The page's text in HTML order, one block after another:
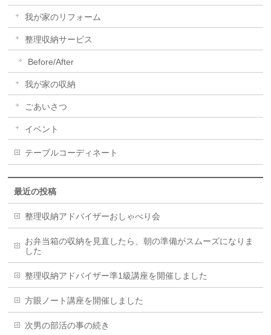
我が家のリフォーム
整理収納サービス
Before/After
我が家の収納
ごあいさつ
イベント
テーブルコーディネート
最近の投稿
整理収納アドバイザーおしゃべり会
お弁当箱の収納を見直したら、朝の準備がスムーズになりま
した
整理収納アドバイザー準1級講座を開催しました
方眼ノート講座を開催しました
次男の部活の事の続き